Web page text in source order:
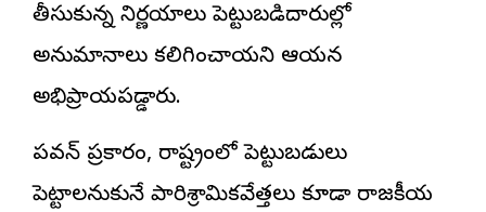
తీసుకున్న నిర్ణయాలు పెట్టుబడిదారుల్లో
అనుమానాలు కలిగించాయని ఆయన
అభిప్రాయపడ్డారు.
పవన్ ప్రకారం, రాష్ట్రంలో పెట్టుబడులు
పెట్టాలనుకునే పారిశ్రామికవేత్తలు కూడా రాజకీయ